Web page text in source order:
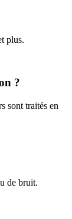
plus.
?
sont traités en
de bruit.